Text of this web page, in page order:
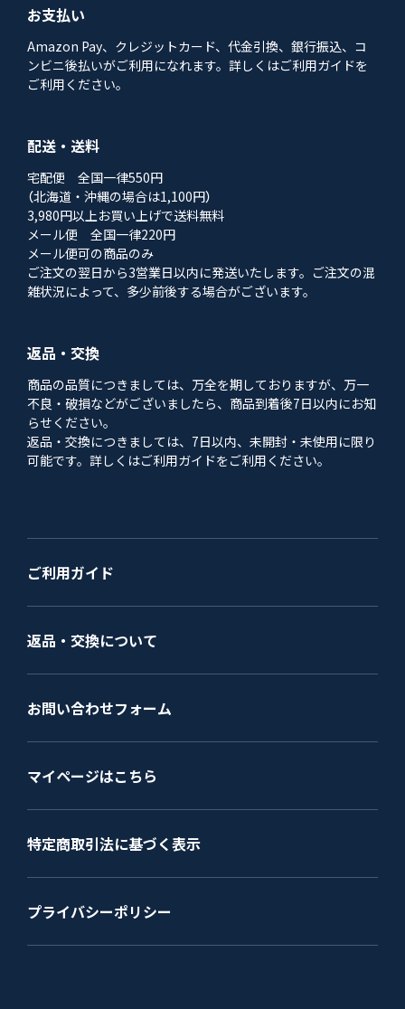
お支払い
Amazon Pay、クレジットカード、代金引換、銀行振込、コ
ンビニ後払いがご利用になれます。詳しくはご利用ガイドを
ご利用ください。
配送・送料
宅配便 全国一律550円
（北海道・沖縄の場合は1,100円）
3,980円以上お買い上げで送料無料
メール便 全国一律220円
メール便可の商品のみ
ご注文の翌日から3営業日以内に発送いたします。ご注文の混
雑状況によって、多少前後する場合がございます。
返品・交換
商品の品質につきましては、万全を期しておりますが、万一
不良・破損などがございましたら、商品到着後7日以内にお知
らせください。
返品・交換につきましては、7日以内、未開封・未使用に限り
可能です。詳しくはご利用ガイドをご利用ください。
ご利用ガイド
返品・交換について
お問い合わせフォーム
マイページはこちら
特定商取引法に基づく表示
プライバシーポリシー